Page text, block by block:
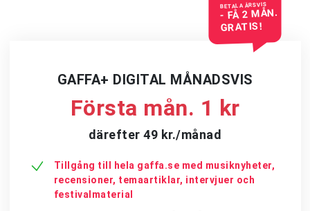
BETALA ÅRSVIS
- FÅ 2 MÅN.
GRATIS!
GAFFA+ DIGITAL MÅNADSVIS
Första mån. 1 kr
därefter 49 kr./månad
Tillgång till hela gaffa.se med musiknyheter,
recensioner, temaartiklar, intervjuer och
festivalmaterial